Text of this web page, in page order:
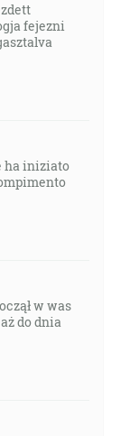
fejezni
ha iniziato
w was
do dnia